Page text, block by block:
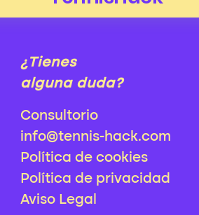
¿Tienes
alguna duda?
Consultorio
info@tennis-hack.com
Política de cookies
Política de privacidad
Aviso Legal